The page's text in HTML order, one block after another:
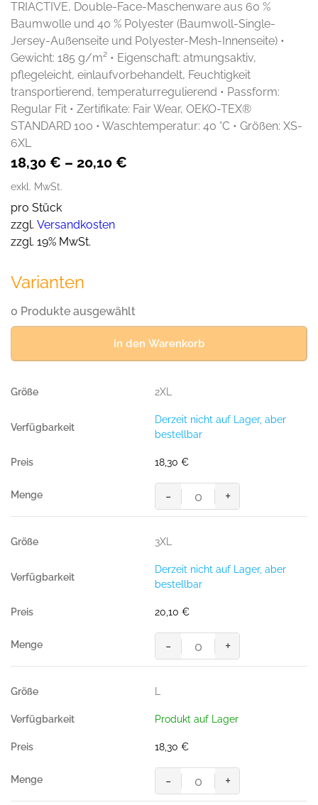
TRIACTIVE, Double-Face-Maschenware aus 60 %
Baumwolle und 40 % Polyester (Baumwoll-Single-
Jersey-Außenseite und Polyester-Mesh-Innenseite) •
Gewicht: 185 g/m² • Eigenschaft: atmungsaktiv,
pflegeleicht, einlaufvorbehandelt, Feuchtigkeit
transportierend, temperaturregulierend • Passform:
Regular Fit • Zertifikate: Fair Wear, OEKO-TEX®
STANDARD 100 • Waschtemperatur: 40 °C • Größen: XS-
6XL
18,30 € – 20,10 €
exkl. MwSt.
pro Stück
zzgl. Versandkosten
zzgl. 19% MwSt.
Varianten
0 Produkte ausgewählt
in den Warenkorb
2XL
Derzeit nicht auf Lager, aber
bestellbar
18,30 €
Poloshirt
COTTON-
SCHWARZ
Menge
- +
3XL
Derzeit nicht auf Lager, aber
bestellbar
20,10 €
Poloshirt
COTTON-
SCHWARZ
Polyester,
g/m²),
Menge
- +
L
Produkt auf Lager
18,30 €
Poloshirt
COTTON-
- +